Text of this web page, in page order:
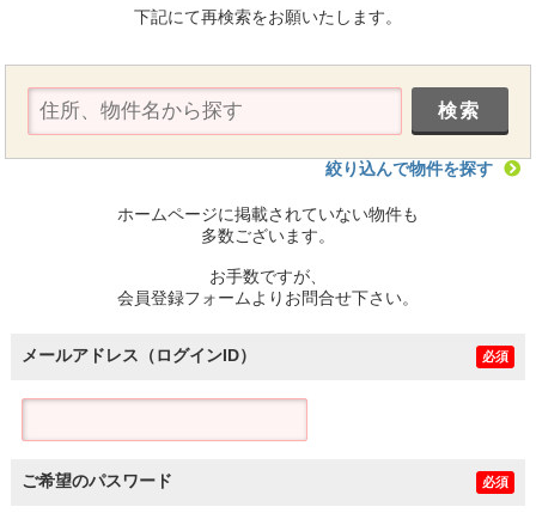
下記にて再検索をお願いたします。
絞り込んで物件を探す
ホームページに掲載されていない物件も
多数ございます。
お手数ですが、
会員登録フォームよりお問合せ下さい。
メールアドレス（ログインID） 必須
ご希望のパスワード 必須